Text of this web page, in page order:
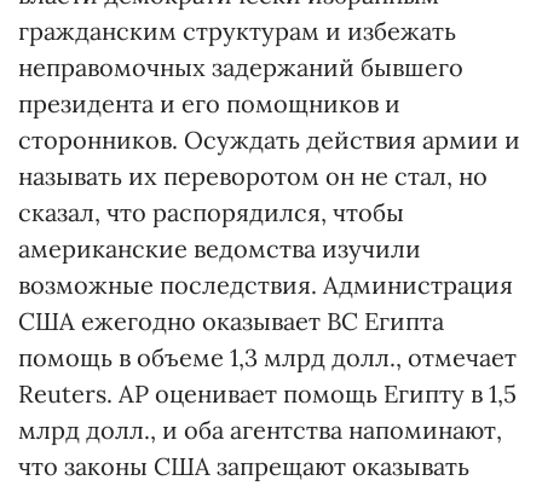
гражданским структурам и избежать
неправомочных задержаний бывшего
президента и его помощников и
сторонников. Осуждать действия армии и
называть их переворотом он не стал, но
сказал, что распорядился, чтобы
американские ведомства изучили
возможные последствия. Администрация
США ежегодно оказывает ВС Египта
помощь в объеме 1,3 млрд долл., отмечает
Reuters. АР оценивает помощь Египту в 1,5
млрд долл., и оба агентства напоминают,
что законы США запрещают оказывать